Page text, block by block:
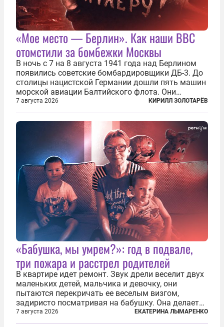
«Мое место — Берлин». Как наши ВВС
отомстили за бомбежки Москвы
В ночь с 7 на 8 августа 1941 года над Берлином
появились советские бомбардировщики ДБ-3. До
столицы нацистской Германии дошли пять машин
морской авиации Балтийского флота. Они
сбросили бомбы на город, который в тот момент
жил в полной уверенности, что война идет где-то
далеко на востоке, Красная...
7 августа 2026 КИРИЛЛ ЗОЛОТАРЁВ
«Бабушка, мы умрем?»: год в подвале,
три пожара и расстрел родителей
В квартире идет ремонт. Звук дрели веселит двух
маленьких детей, мальчика и девочку, они
пытаются перекричать ее веселым визгом,
задиристо посматривая на бабушку. Она делает
им замечание, но внуки чувствуют, что она
сердится невсерьез. И это правда: дрель, конечно,
7 августа 2026 ЕКАТЕРИНА ЛЫМАРЕНКО